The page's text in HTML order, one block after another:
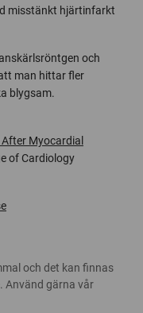
misstänkt hjärtinfarkt
och
man hittar fler
blygsam.
Myocardial
of Cardiology
och det kan finnas
Använd gärna vår